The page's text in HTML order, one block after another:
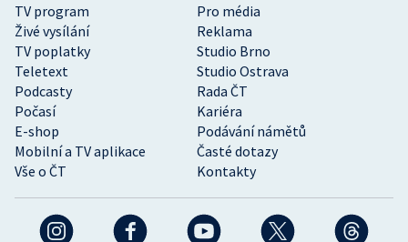
TV program
Pro média
Živé vysílání
Reklama
TV poplatky
Studio Brno
Teletext
Studio Ostrava
Podcasty
Rada ČT
Počasí
Kariéra
E-shop
Podávání námětů
Mobilní a TV aplikace
Časté dotazy
Vše o ČT
Kontakty